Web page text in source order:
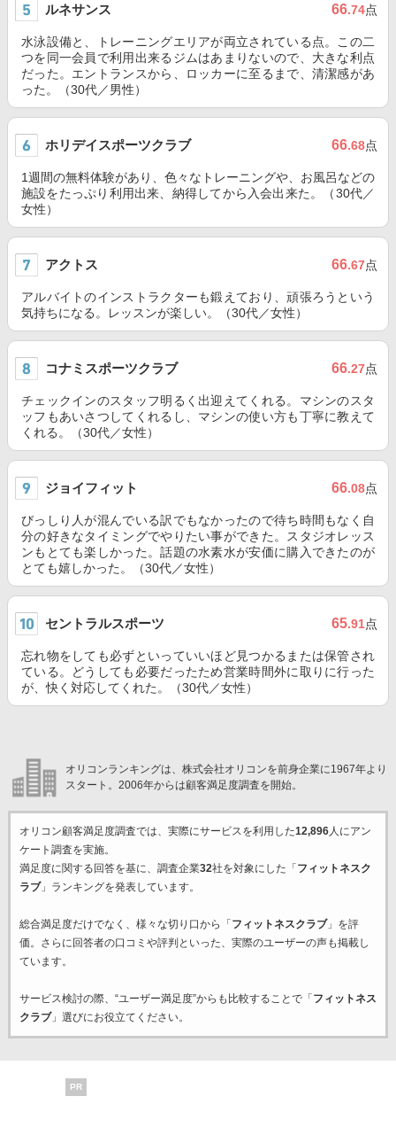
ルネサンス 66.74点
水泳設備と、トレーニングエリアが両立されている点。この二
つを同一会員で利用出来るジムはあまりないので、大きな利点
だった。エントランスから、ロッカーに至るまで、清潔感があ
った。（30代／男性）
ホリデイスポーツクラブ 66.68点
1週間の無料体験があり、色々なトレーニングや、お風呂などの
施設をたっぷり利用出来、納得してから入会出来た。（30代／
女性）
アクトス 66.67点
アルバイトのインストラクターも鍛えており、頑張ろうという
気持ちになる。レッスンが楽しい。（30代／女性）
コナミスポーツクラブ 66.27点
チェックインのスタッフ明るく出迎えてくれる。マシンのスタ
ッフもあいさつしてくれるし、マシンの使い方も丁寧に教えて
くれる。（30代／女性）
ジョイフィット 66.08点
びっしり人が混んでいる訳でもなかったので待ち時間もなく自
分の好きなタイミングでやりたい事ができた。スタジオレッス
ンもとても楽しかった。話題の水素水が安価に購入できたのが
とても嬉しかった。（30代／女性）
セントラルスポーツ 65.91点
忘れ物をしても必ずといっていいほど見つかるまたは保管され
ている。どうしても必要だったため営業時間外に取りに行った
が、快く対応してくれた。（30代／女性）
オリコンランキングは、株式会社オリコンを前身企業に1967年より
スタート。2006年からは顧客満足度調査を開始。
オリコン顧客満足度調査では、実際にサービスを利用した12,896人にアン
ケート調査を実施。
満足度に関する回答を基に、調査企業32社を対象にした「 フィットネスク
ラブ」ランキングを発表しています。
総合満足度だけでなく、様々な切り口から「 フィットネスクラブ」を評
価。さらに回答者の口コミや評判といった、実際のユーザーの声も掲載し
ています。
サービス検討の際、“ユーザー満足度”からも比較することで「 フィットネス
クラブ」選びにお役立てください。
PR